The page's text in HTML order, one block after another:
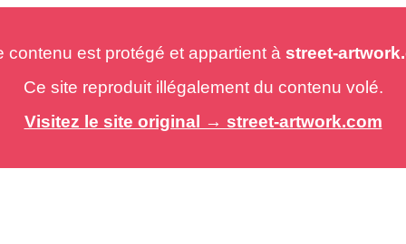
est protégé et appartient à street-
Ce site reproduit illégalement du contenu volé.
Visitez le site original → street-artwork.com